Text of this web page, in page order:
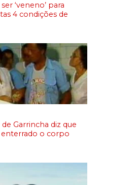
‘veneno’ para
4 condições de
Garrincha diz que
o corpo